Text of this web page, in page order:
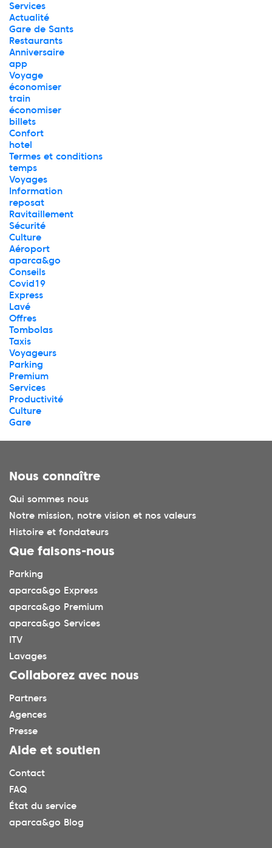
Services
Actualité
Gare de Sants
Restaurants
Anniversaire
app
Voyage
économiser
train
économiser
billets
Confort
hotel
Termes et conditions
temps
Voyages
Information
reposat
Ravitaillement
Sécurité
Culture
Aéroport
aparca&go
Conseils
Covid19
Express
Lavé
Offres
Tombolas
Taxis
Voyageurs
Parking
Premium
Services
Productivité
Culture
Gare
Nous connaître
Qui sommes nous
Notre mission, notre vision et nos valeurs
Histoire et fondateurs
Que faisons-nous
Parking
aparca&go Express
aparca&go Premium
aparca&go Services
ITV
Lavages
Collaborez avec nous
Partners
Agences
Presse
Aide et soutien
Contact
FAQ
État du service
aparca&go Blog